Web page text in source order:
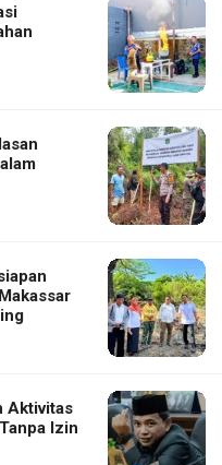
Aktivitas
Izin